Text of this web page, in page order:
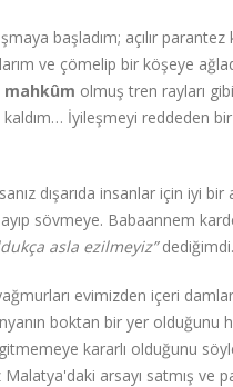
başladım; açılır
ve çömelip bir köşeye
mahkûm olmuş tren rayları
İyileşmeyi reddeden
dışarıda insanlar için iyi
sövmeye. Babaannem
asla ezilmeyiz”dediğimdi.
evimizden içeri
boktan bir yer olduğunu
gitmemeye kararlı olduğunu
arsayı satmış ve